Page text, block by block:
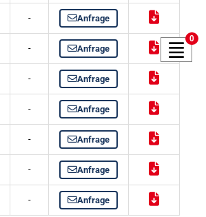
- Anfrage
- Anfrage
- Anfrage
- Anfrage
- Anfrage
- Anfrage
- Anfrage
0